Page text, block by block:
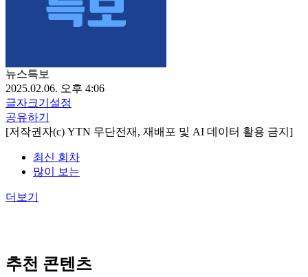
뉴스특보
2025.02.06. 오후 4:06
글자크기설정
공유하기
[저작권자(c) YTN 무단전재, 재배포 및 AI 데이터 활용 금지]
최신 회차
많이 보는
더보기
추천 콘텐츠